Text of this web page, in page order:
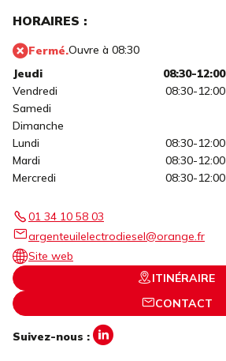
HORAIRES :
Fermé.Ouvre à 08:30
Jeudi
08:30-12:00
Vendredi
08:30-12:00
Samedi
Dimanche
Lundi
08:30-12:00
Mardi
08:30-12:00
Mercredi
08:30-12:00
01 34 10 58 03
argenteuilelectrodiesel@orange.fr
Site web
ITINÉRAIRE
CONTACT
Suivez-nous :